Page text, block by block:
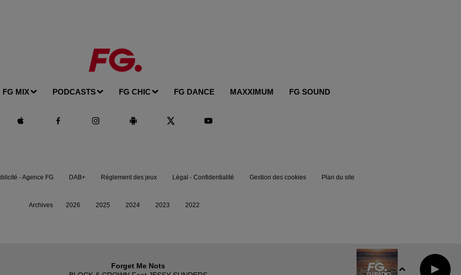
FG MIX PODCASTS FG CHIC FG DANCE MAXXIMUM FG SOUND
Forget Me Nots
- Agence FG DAB+ Règlement des jeux Légal - Confidentialité Gestion des cookies Plan du site
Archives 2026 2025 2024 2023 2022